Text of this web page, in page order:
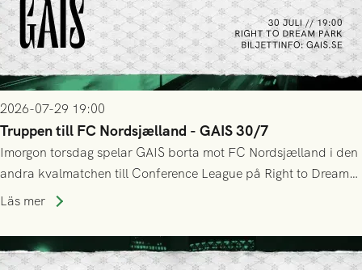
2026-07-29 19:00
Truppen till FC Nordsjælland - GAIS 30/7
Imorgon torsdag spelar GAIS borta mot FC Nordsjælland i den
andra kvalmatchen till Conference League på Right to Dream
Park! Fredrik Holmberg och ledarstaben har tagit ut följande
Läs mer